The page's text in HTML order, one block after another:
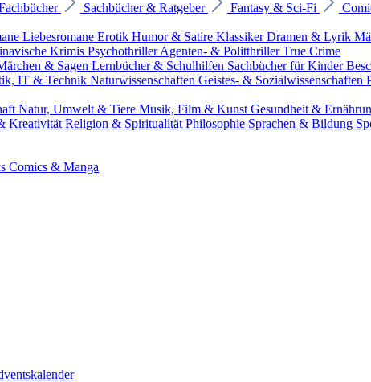
Sachbücher & Ratgeber Fantasy & Sci-Fi
Liebesromane Erotik Humor & Satire KlassikerDramen & Lyrik
Krimis PsychothrillerAgenten- & PolitthrillerTrue Crime
& Sagen Lernbücher & Schulhilfen Sachbücher für Kinder
IT & Technik Naturwissenschaften Geistes- & Sozialwissenschaften
Natur, Umwelt & Tiere Musik, Film & Kunst Gesundheit &
Kreativität Religion & Spiritualität Philosophie Sprachen & Bildung
Comics & Manga